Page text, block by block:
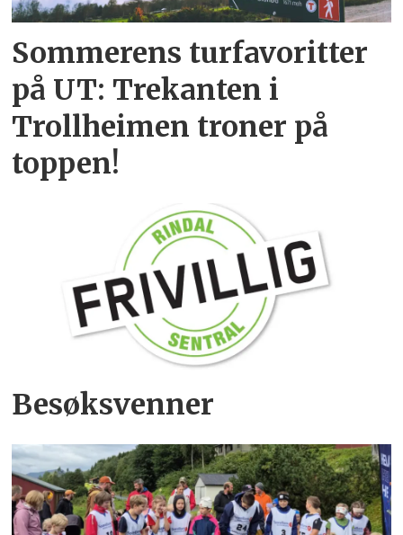
Sommerens turfavoritter
på UT: Trekanten i
Trollheimen troner på
toppen!
Besøksvenner